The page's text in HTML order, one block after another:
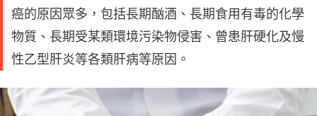
癌的原因眾多，包括長期酗酒、長期食用有毒的化學
物質、長期受某類環境污染物侵害、曾患肝硬化及慢
性乙型肝炎等各類肝病等原因。